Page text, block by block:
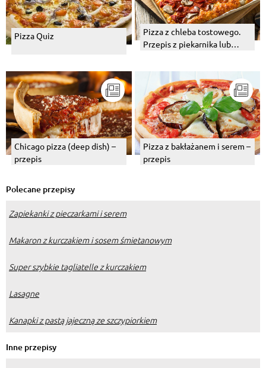
Pizza Quiz
Pizza z chleba tostowego.
Przepis z piekarnika lub
Chicago pizza (deep dish) –
przepis
Pizza z bakłażanem i serem –
przepis
Polecane przepisy
Zapiekanki z pieczarkami i serem
Makaron z kurczakiem i sosem śmietanowym
Super szybkie tagliatelle z kurczakiem
Lasagne
Kanapki z pastą jajeczną ze szczypiorkiem
Inne przepisy